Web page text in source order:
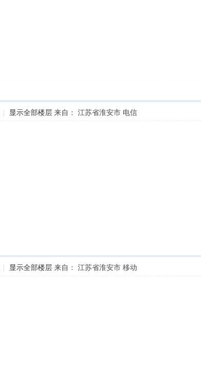
显示全部楼层 来自： 江苏省淮安市 电信
显示全部楼层 来自： 江苏省淮安市 移动